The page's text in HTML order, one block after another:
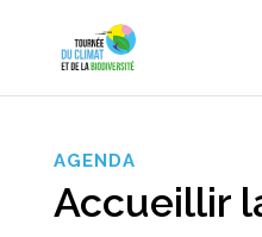
AGENDA
Accueillir